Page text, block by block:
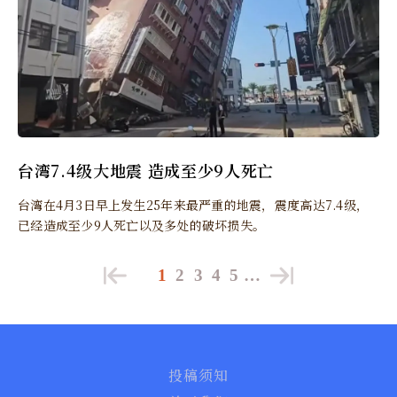
台湾7.4级大地震 造成至少9人死亡
台湾在4月3日早上发生25年来最严重的地震，震度高达7.4级，
已经造成至少9人死亡以及多处的破坏损失。
1 2 3 4 5 …
投稿须知